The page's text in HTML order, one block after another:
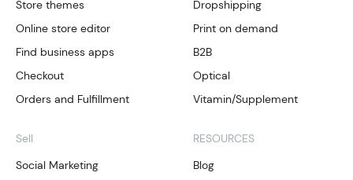
Store themes
Online store editor
Find business apps
Checkout
Orders and Fulfillment
Sell
Social Marketing
Dropshipping
Print on demand
B2B
Optical
Vitamin/Supplement
RESOURCES
Blog